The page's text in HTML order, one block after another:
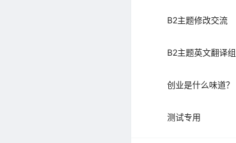
B2主题修改交流
B2主题英文翻译组
创业是什么味道？
测试专用